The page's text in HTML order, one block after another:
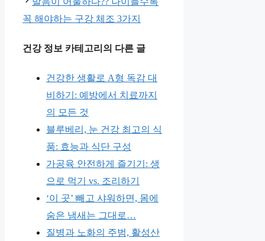
꼭 해야하는 구강 체조 3가지
건강 정보 카테고리의 다른 글
건강한 생활로 A형 독감 대
비하기: 예방에서 치료까지
의 모든 것
블루베리, 눈 건강 최고의 식
품: 효능과 식단 구성
가공육 안전하게 즐기기: 생
으로 먹기 vs. 조리하기
‘이 곳’ 빼고 샤워하면, 몸에
숨은 냄새는 그대로…
질병과 노화의 주범, 활성산